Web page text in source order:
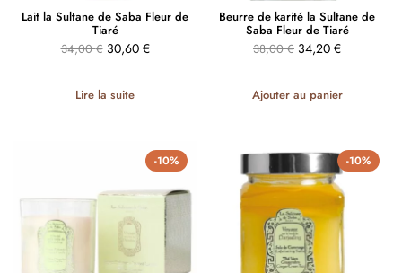
Lait la Sultane de Saba Fleur de
Tiaré
34,00€ 30,60 €
Lire la suite
Beurre de karité la Sultane de
Saba Fleur de Tiaré
38,00€ 34,20 €
Ajouter au panier
-10% -10%